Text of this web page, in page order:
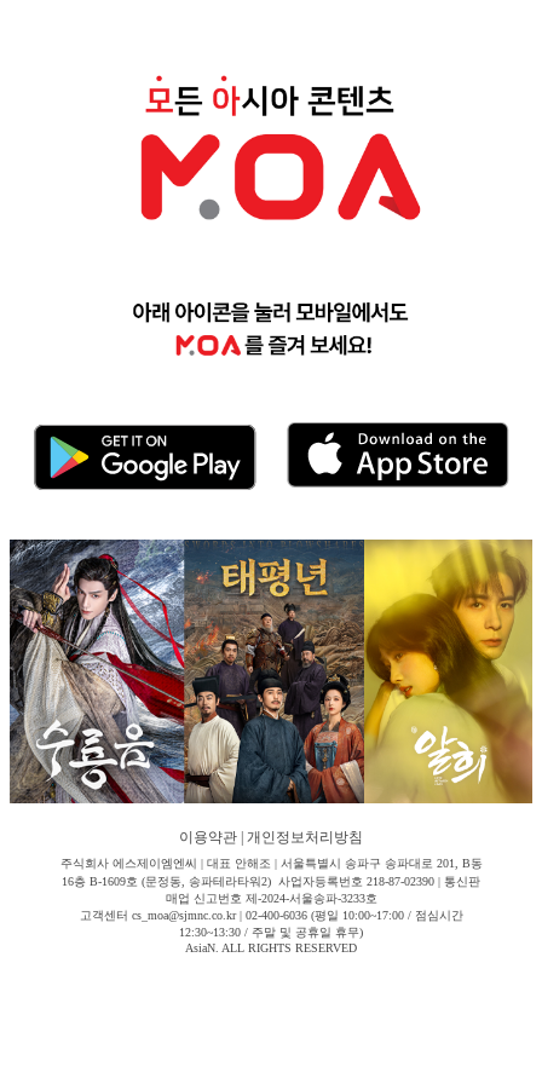
이용약관 개인정보처리방침
주식회사 에스제이엠엔씨 | 대표 안해조 | 서울특별시 송파구 송파대로 201, B동
16층 B-1609호 (문정동, 송파테라타워2) 사업자등록번호 218-87-02390 | 통신판
매업 신고번호 제-2024-서울송파-3233호
고객센터 cs_moa@sjmnc.co.kr | 02-400-6036 (평일 10:00~17:00 / 점심시간
12:30~13:30 / 주말 및 공휴일 휴무)
AsiaN. ALL RIGHTS RESERVED